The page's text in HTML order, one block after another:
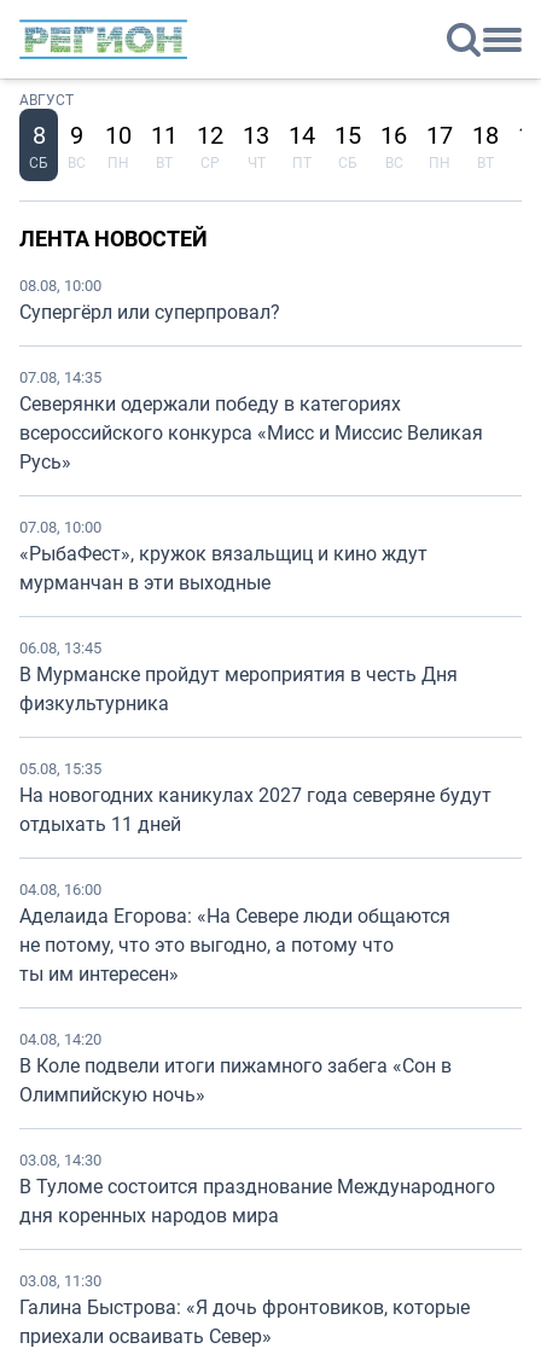
АВГУСТ
8
СБ
9
ВС
10
ПН
11
ВТ
12
СР
13
ЧТ
14
ПТ
15
СБ
16
ВС
17
ПН
18
ВТ
ЛЕНТА НОВОСТЕЙ
08.08, 10:00
Супергёрл или суперпровал?
07.08, 14:35
Северянки одержали победу в категориях
всероссийского конкурса «Мисс и Миссис Великая
Русь»
07.08, 10:00
«РыбаФест», кружок вязальщиц и кино ждут
мурманчан в эти выходные
06.08, 13:45
В Мурманске пройдут мероприятия в честь Дня
физкультурника
05.08, 15:35
На новогодних каникулах 2027 года северяне будут
отдыхать 11 дней
04.08, 16:00
Аделаида Егорова: «На Севере люди общаются
не потому, что это выгодно, а потому что
ты им интересен»
04.08, 14:20
В Коле подвели итоги пижамного забега «Сон в
Олимпийскую ночь»
03.08, 14:30
В Туломе состоится празднование Международного
дня коренных народов мира
03.08, 11:30
Галина Быстрова: «Я дочь фронтовиков, которые
приехали осваивать Север»